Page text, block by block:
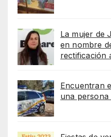
La mujer de
en nombre
rectificación
Encuentran
una